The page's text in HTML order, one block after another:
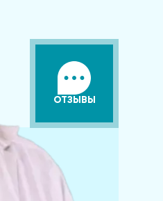
ОТЗЫВЫ